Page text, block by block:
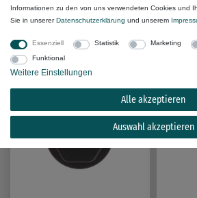
Passende Ersatzteile
202029
Informationen zu den von uns verwendeten Cookies und
Sie in unsererDaten­schutz­erklärung und unserem
Essenziell Statistik Marketing
Funktional
Weitere Einstellungen
Alle akzeptieren
Auswahl akzeptieren